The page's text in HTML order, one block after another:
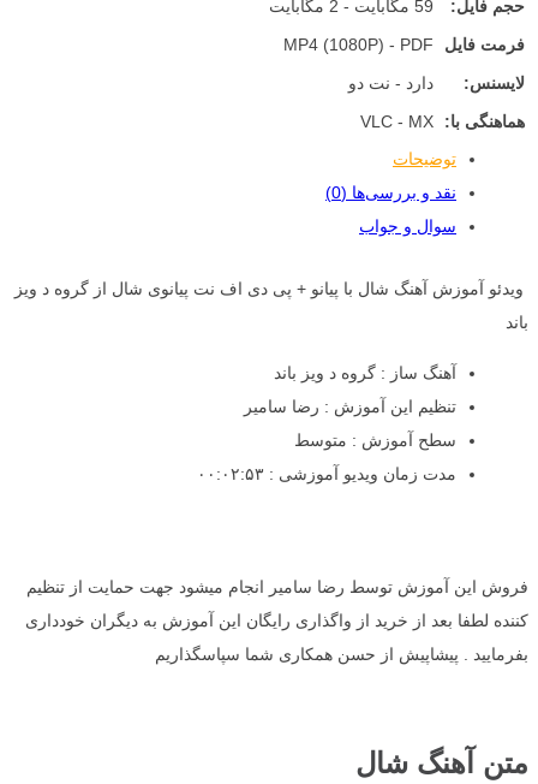
حجم فایل:
59 مگابایت - 2 مگابایت
فرمت فایل
MP4 (1080P) - PDF
لایسنس:
دارد - نت دو
هماهنگی با:
VLC - MX
توضیحات
نقد و بررسی‌ها (0)
سوال و جواب
ویدئو آموزش آهنگ شال با پیانو + پی دی اف نت پیانوی شال از گروه د ویز
باند
آهنگ ساز : گروه د ویز باند
تنظیم این آموزش : رضا سامیر
سطح آموزش : متوسط
مدت زمان ویدیو آموزشی : ۰۰:۰۲:۵۳
فروش این آموزش توسط رضا سامیر انجام میشود جهت حمایت از تنظیم
کننده لطفا بعد از خرید از واگذاری رایگان این آموزش به دیگران خودداری
بفرمایید . پیشاپیش از حسن همکاری شما سپاسگذاریم
متن آهنگ شال